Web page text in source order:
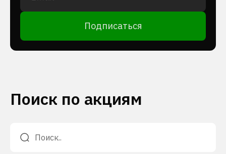
Подписаться
Поиск по акциям